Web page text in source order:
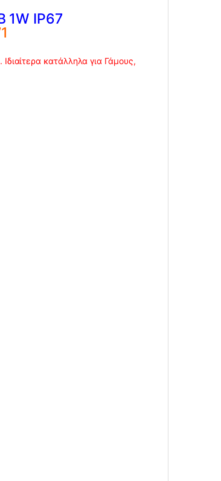
1W IP67
κατάλληλα για Γάμους,